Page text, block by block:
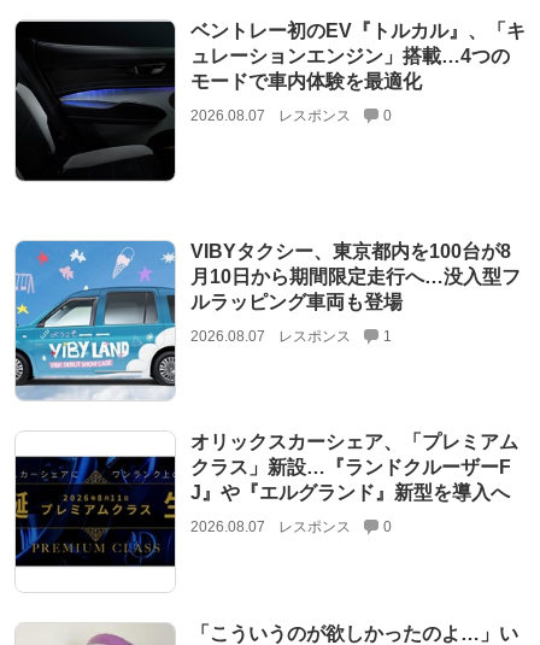
ベントレー初のEV『トルカル』、「キ
ュレーションエンジン」搭載…4つの
モードで車内体験を最適化
2026.08.07 レスポンス 0
VIBYタクシー、東京都内を100台が8
月10日から期間限定走行へ…没入型フ
ルラッピング車両も登場
2026.08.07 レスポンス 1
オリックスカーシェア、「プレミアム
クラス」新設…『ランドクルーザーF
J』や『エルグランド』新型を導入へ
2026.08.07 レスポンス 0
「こういうのが欲しかったのよ…」い